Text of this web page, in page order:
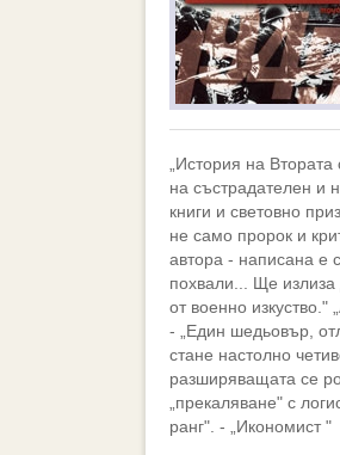
„История на
на състрадателен и
книги и световно
не само пророк и
автора - написана е
похвали... Ще излиза
от военно
- „Един шедьовър,
стане настолно
разширяващата се
„прекаляване" с
ранг". - „Икономист "